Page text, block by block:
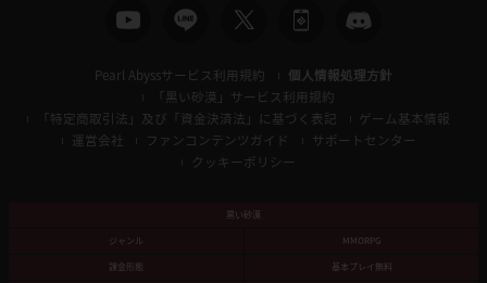
Pearl Abyssサービス利用規約
個人情報処理方針
「黒い砂漠」サービス利用規約
「特定商取引法」及び「資金決済法」に基づく表記
ゲーム基本情報
運営会社
ファンコンテンツガイド
サポートセンター
クッキーポリシー
黒い砂漠
ジャンル
MMORPG
課金形態
基本プレイ無料